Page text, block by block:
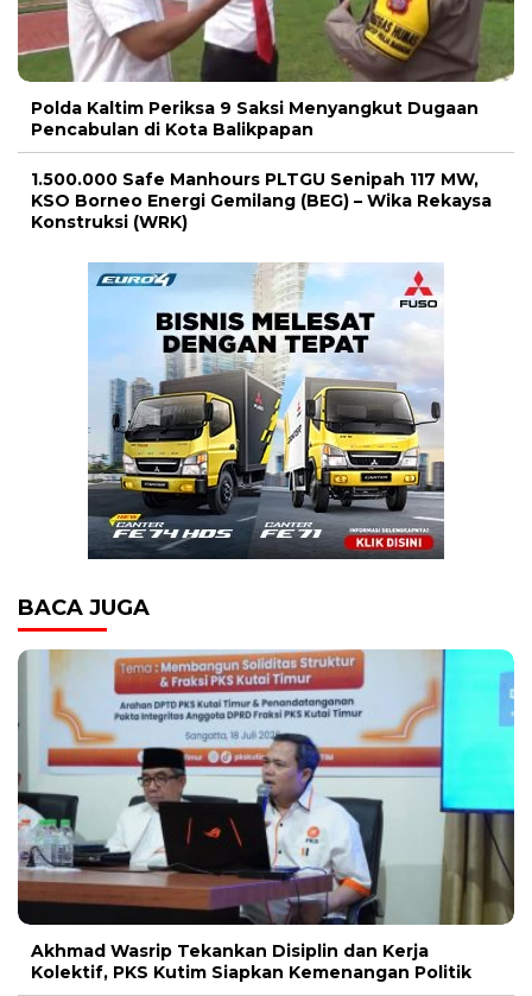
Polda Kaltim Periksa 9 Saksi Menyangkut Dugaan
Pencabulan di Kota Balikpapan
1.500.000 Safe Manhours PLTGU Senipah 117 MW,
KSO Borneo Energi Gemilang (BEG) – Wika Rekaysa
Konstruksi (WRK)
BACA JUGA
Akhmad Wasrip Tekankan Disiplin dan Kerja
Kolektif, PKS Kutim Siapkan Kemenangan Politik